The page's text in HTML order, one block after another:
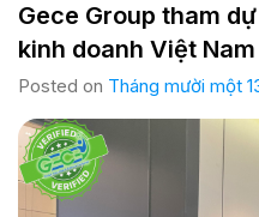
Gece Group tham
kinh doanh Việt
Posted on Tháng mười một